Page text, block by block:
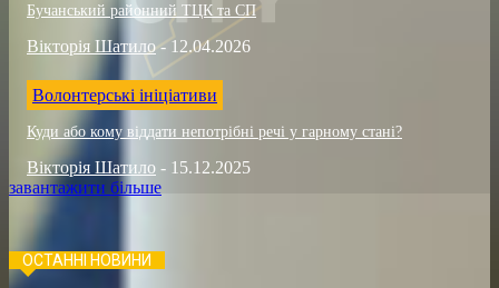
Бучанський районний ТЦК та СП
Вікторія Шатило - 12.04.2026
Волонтерські ініціативи
Куди або кому віддати непотрібні речі у гарному стані?
Вікторія Шатило - 15.12.2025
завантажити більше
ОСТАННІ НОВИНИ